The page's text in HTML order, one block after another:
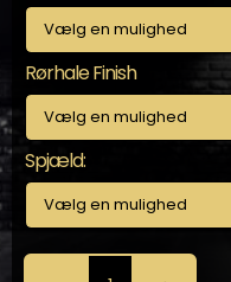
Rørhale Finish
Spjæld: